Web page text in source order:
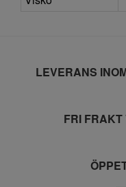
LEVERANS
FRI FRAKT